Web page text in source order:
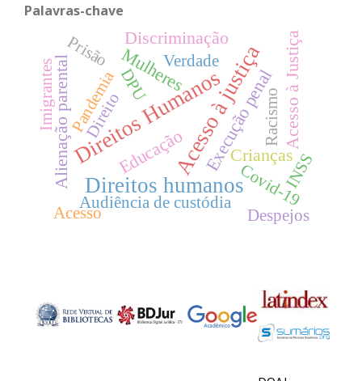
Palavras-chave
Acesso à justiça
Direitos Humanos
Direitos humanos
Mulheres Execução penal
Alienação parental Crianças
Educação
Acesso à Justiça
Discriminação
Direito
Pandemia
Covid-19
Audiência de custódia
Verdade
DPU
Racismo
Prisão
INSS
Imigrantes
Acesso Despejos